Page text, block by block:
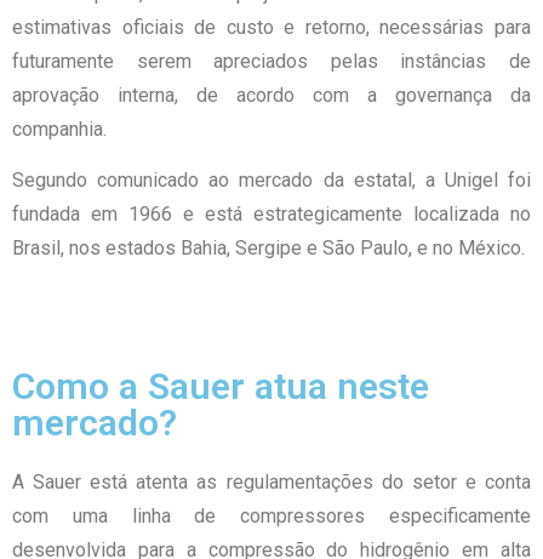
estimativas oficiais de custo e retorno, necessárias para
futuramente serem apreciados pelas instâncias de
aprovação interna, de acordo com a governança da
companhia.
Segundo comunicado ao mercado da estatal, a Unigel foi
fundada em 1966 e está estrategicamente localizada no
Brasil, nos estados Bahia, Sergipe e São Paulo, e no México.
Como a Sauer atua neste
mercado?
A Sauer está atenta as regulamentações do setor e conta
com uma linha de compressores especificamente
desenvolvida para a compressão do hidrogênio em alta